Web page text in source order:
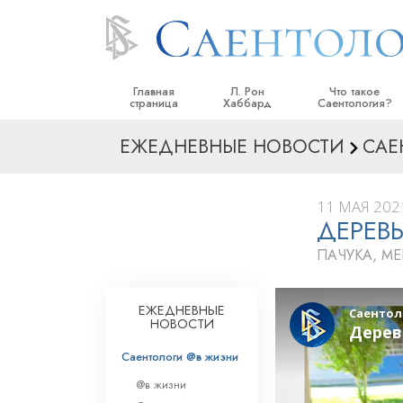
Главная
страница
Л. Рон
Хаббард
Что такое
Саентология?
Верования и
Что саентологи
Саентологии
Внутри церкви
Основные
Введение в
ЕЖЕДНЕВНЫЕ НОВОСТИ
11 МАЯ
ПАЧУКА,
ЕЖЕДНЕВНЫЕ
НОВОСТИ
Саентологи @в жизни
@в жизни